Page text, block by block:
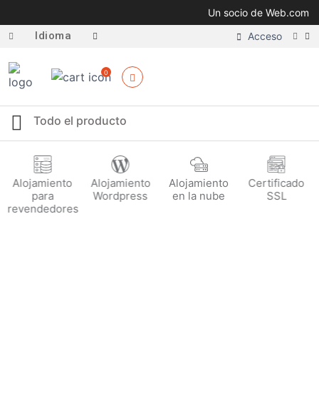
Un socio de Web.com
Idioma Acceso
0
Alojamiento
para
revendedores
Alojamiento
Wordpress
Alojamiento
en la nube
Certificado
SSL